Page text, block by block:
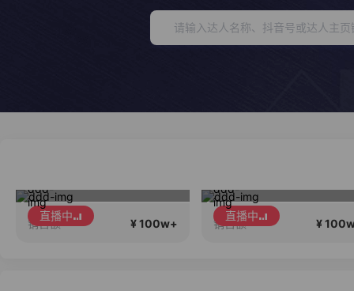
直播中
销售额 ¥ 100w+
直播中
销售额 ¥